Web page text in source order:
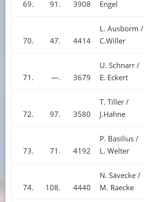
69. 91. 3908
Engel
70. 47. 4414
L. Ausborm /
C.Willer
71. —. 3679
U. Schnarr /
E. Eckert
72. 97. 3580
T. Tiller /
J.Hahne
73. 71. 4192
P. Basilius /
L. Welter
74. 108. 4440
N. Sävecke /
M. Raecke